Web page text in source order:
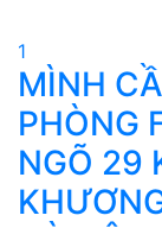
1
MÌNH
PHÒNG
NGÕ 29